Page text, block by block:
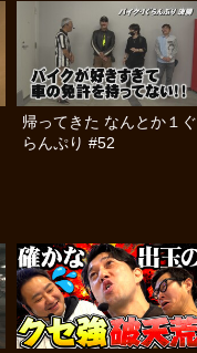
帰ってきた なんとか１ぐ
らんぷり #52